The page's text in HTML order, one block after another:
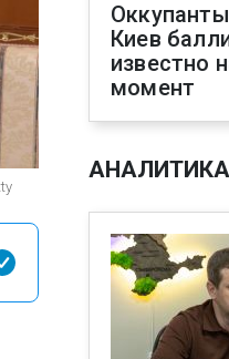
Киев
известно
момент
АНАЛИТИКА